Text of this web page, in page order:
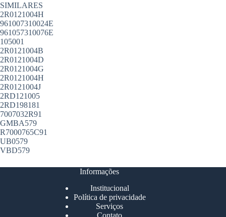
SIMILARES
2R0121004H
961007310024E
961057310076E
105001
2R0121004B
2R0121004D
2R0121004G
2R0121004H
2R0121004J
2RD121005
2RD198181
7007032R91
GMBA579
R7000765C91
UB0579
VBD579
Informações
Institucional
Política de privacidade
Serviços
Contato